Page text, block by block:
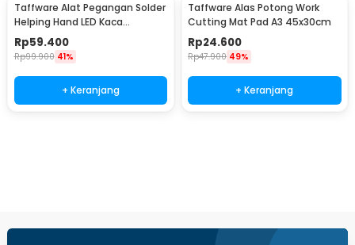
Taffware Alat Pegangan Solder
Helping Hand LED Kaca
Pembesar 3.5X - TE-801
Rp59.400
Rp99.900 41%
+ Keranjang
Taffware Alas Potong Work
Cutting Mat Pad A3 45x30cm
Rp24.600
Rp47.900 49%
+ Keranjang